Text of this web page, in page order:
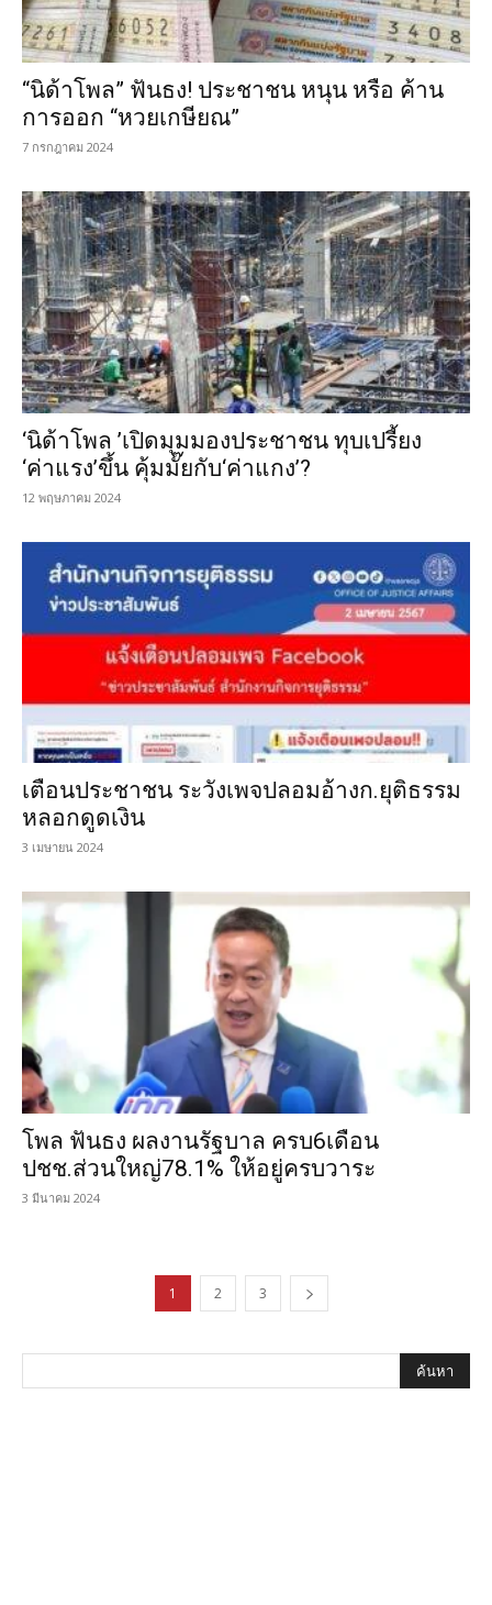
“นิด้าโพล” ฟันธง! ประชาชน หนุน หรือ ค้าน
การออก “หวยเกษียณ”
7 กรกฎาคม 2024
‘นิด้าโพล ’เปิดมุมมองประชาชน ทุบเปรี้ยง
‘ค่าแรง’ขึ้น คุ้มมั๊ยกับ‘ค่าแกง’?
12 พฤษภาคม 2024
เตือนประชาชน ระวังเพจปลอมอ้างก.ยุติธรรม
หลอกดูดเงิน
3 เมษายน 2024
โพล ฟันธง ผลงานรัฐบาล ครบ6เดือน
ปชช.ส่วนใหญ่78.1% ให้อยู่ครบวาระ
3 มีนาคม 2024
1 2 3